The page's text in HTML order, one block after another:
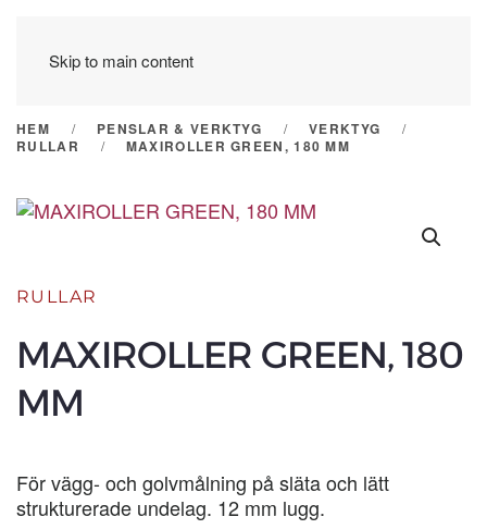
Skip to main content
HEM PENSLAR & VERKTYG
VERKTYG
RULLAR
MAXIROLLER GREEN, 180 MM
RULLAR
MAXIROLLER GREEN, 180
MM
För vägg- och golvmålning på släta och lätt
strukturerade undelag. 12 mm lugg.